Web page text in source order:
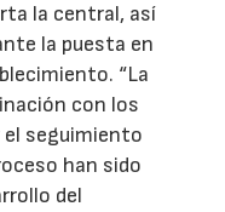
la central, así
la puesta en
“La
con los
el seguimiento
han sido
del